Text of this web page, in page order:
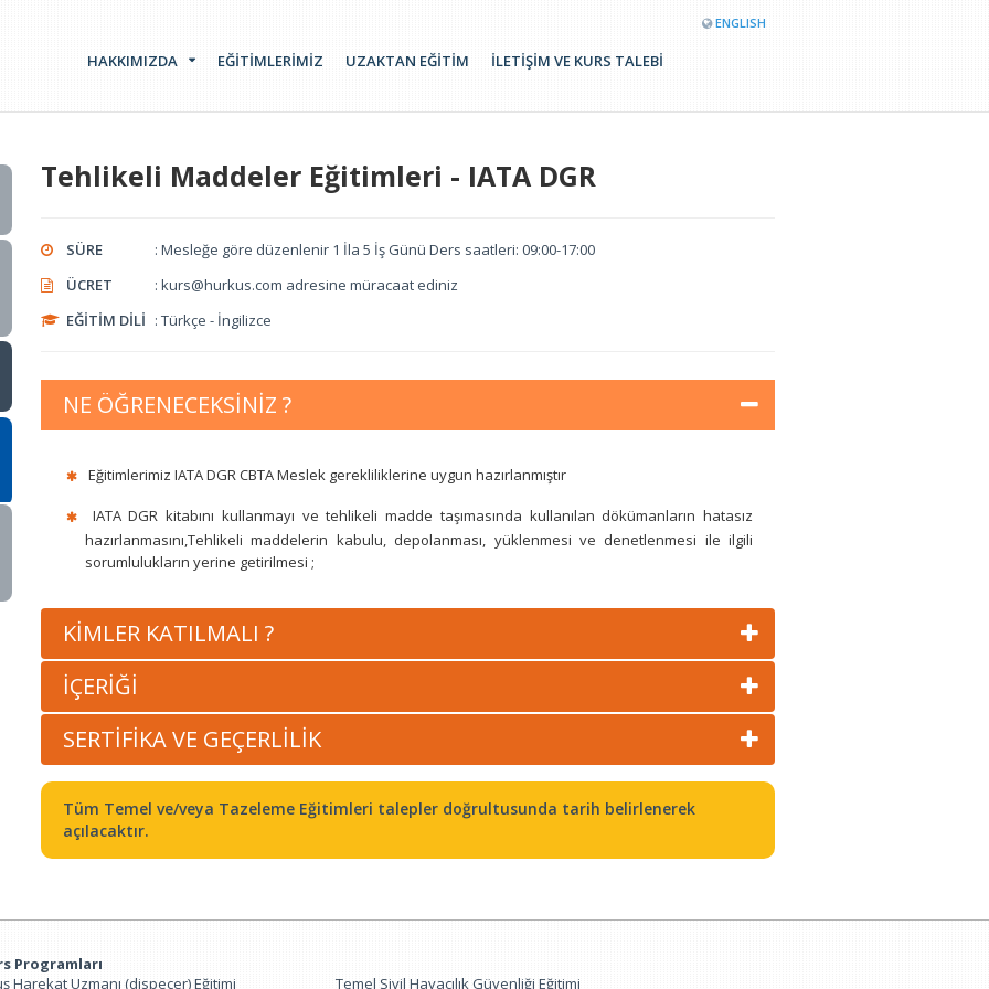
ENGLISH
HAKKIMIZDA EĞİTİMLERİMİZ UZAKTAN EĞİTİM İLETİŞİM VE KURS TALEBİ
Tehlikeli Maddeler Eğitimleri - IATA DGR
SÜRE
: Mesleğe göre düzenlenir 1 İla 5 İş Günü Ders saatleri: 09:00-17:00
ÜCRET
: kurs@hurkus.com adresine müracaat ediniz
EĞİTİM DİLİ : Türkçe - İngilizce
NE ÖĞRENECEKSİNİZ ?
Eğitimlerimiz IATA DGR CBTA Meslek gerekliliklerine uygun hazırlanmıştır
IATA DGR kitabını kullanmayı ve tehlikeli madde taşımasında kullanılan dökümanların hatasız
hazırlanmasını,Tehlikeli maddelerin kabulu, depolanması, yüklenmesi ve denetlenmesi ile ilgili
sorumlulukların yerine getirilmesi ;
KİMLER KATILMALI ?
İÇERİĞİ
SERTİFİKA VE GEÇERLİLİK
Tüm Temel ve/veya Tazeleme Eğitimleri talepler doğrultusunda tarih belirlenerek
açılacaktır.
Programları
Harekat Uzmanı (dispeçer) Eğitimi
Temel Sivil Havacılık Güvenliği Eğitimi